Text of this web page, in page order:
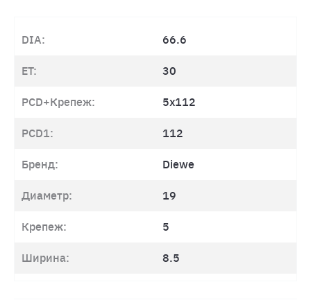
DIA: 66.6
ET: 30
PCD+Крепеж: 5x112
PCD1: 112
Бренд: Diewe
Диаметр: 19
Крепеж: 5
Ширина: 8.5